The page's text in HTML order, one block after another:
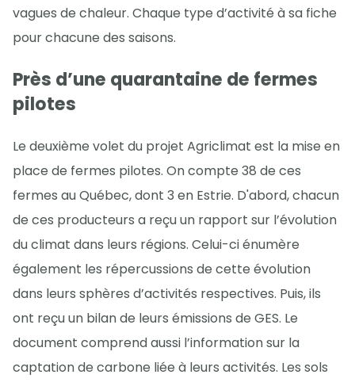
vagues de chaleur. Chaque type d’activité à sa fiche
pour chacune des saisons.
Près d’une quarantaine de fermes
pilotes
Le deuxième volet du projet Agriclimat est la mise en
place de fermes pilotes. On compte 38 de ces
fermes au Québec, dont 3 en Estrie. D'abord, chacun
de ces producteurs a reçu un rapport sur l’évolution
du climat dans leurs régions. Celui-ci énumère
également les répercussions de cette évolution
dans leurs sphères d’activités respectives. Puis, ils
ont reçu un bilan de leurs émissions de GES. Le
document comprend aussi l’information sur la
captation de carbone liée à leurs activités. Les sols